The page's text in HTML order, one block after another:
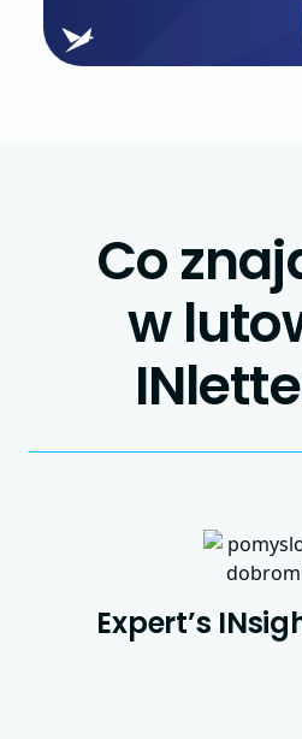
Co
w
Expert’s